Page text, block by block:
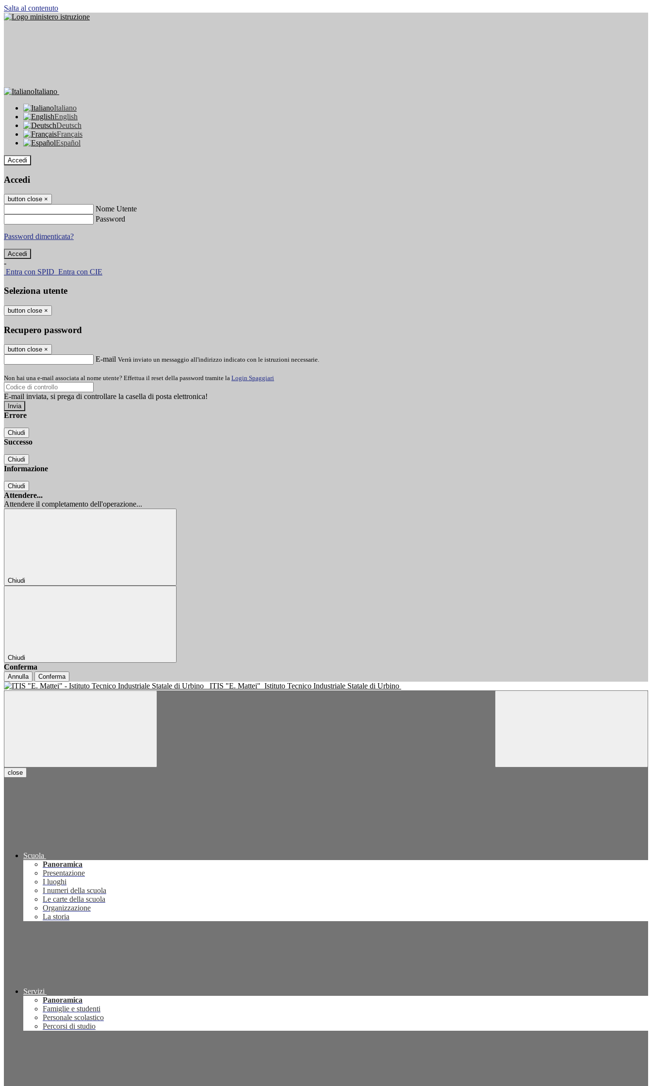
Salta al contenuto
Italiano
Italiano
English
Deutsch
Français
Español
Accedi
Accedi
button close ×
Nome Utente
Password
Password dimenticata?
-
Entra con SPID Entra con CIE
Seleziona utente
button close ×
Recupero password
button close ×
E-mail Verrà inviato un messaggio all'indirizzo indicato con le istruzioni necessarie.
Non hai una e-mail associata al nome utente? Effettua il reset della password tramite la Login Spaggiari
E-mail inviata, si prega di controllare la casella di posta elettronica!
Errore
Chiudi
Successo
Chiudi
Informazione
Chiudi
Attendere...
Attendere il completamento dell'operazione...
Chiudi
Chiudi
Conferma
Annulla Conferma
ITIS "E. Mattei" Istituto Tecnico Industriale Statale di Urbino
close
Scuola
Panoramica
Presentazione
I luoghi
I numeri della scuola
Le carte della scuola
Organizzazione
La storia
Servizi
Panoramica
Famiglie e studenti
Personale scolastico
Percorsi di studio